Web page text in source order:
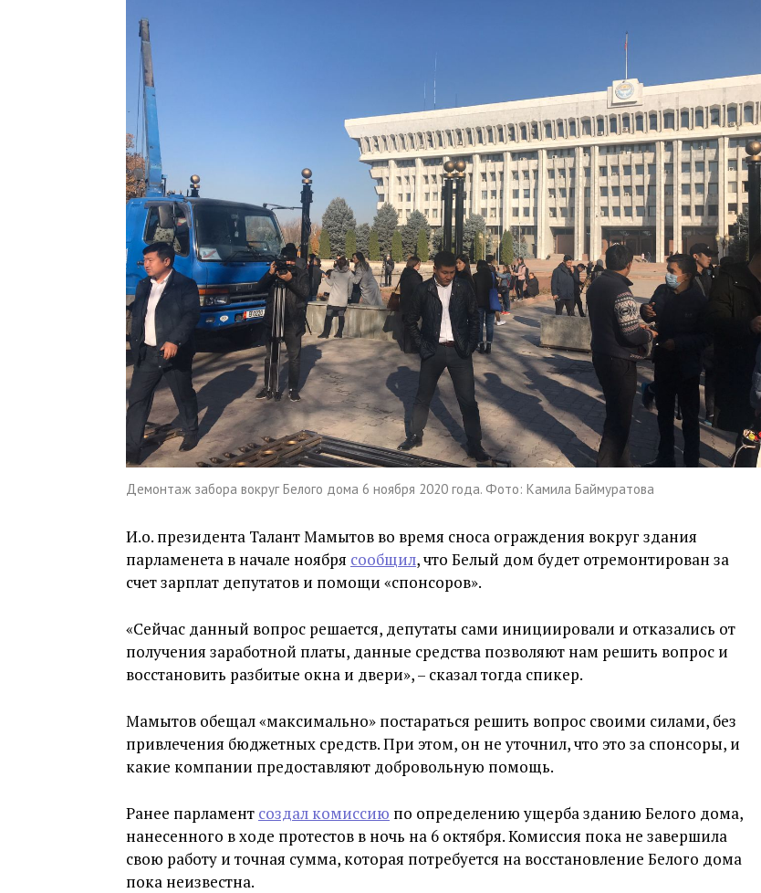
Демонтаж забора вокруг Белого дома 6 ноября 2020 года. Фото: Камила Баймуратова
И.о. президента Талант Мамытов во время сноса ограждения вокруг здания
парламенета в начале ноября сообщил, что Белый дом будет отремонтирован за
счет зарплат депутатов и помощи «спонсоров».
«Сейчас данный вопрос решается, депутаты сами инициировали и отказались от
получения заработной платы, данные средства позволяют нам решить вопрос и
восстановить разбитые окна и двери», – сказал тогда спикер.
Мамытов обещал «максимально» постараться решить вопрос своими силами, без
привлечения бюджетных средств. При этом, он не уточнил, что это за спонсоры, и
какие компании предоставляют добровольную помощь.
Ранее парламент создал комиссию по определению ущерба зданию Белого дома,
нанесенного в ходе протестов в ночь на 6 октября. Комиссия пока не завершила
свою работу и точная сумма, которая потребуется на восстановление Белого дома
пока неизвестна.